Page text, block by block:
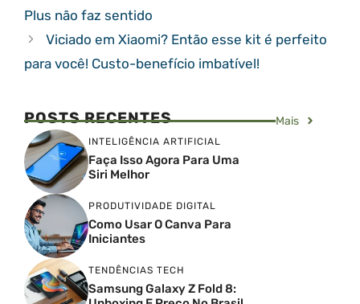
Plus não faz sentido
Viciado em Xiaomi? Então esse kit é perfeito
para você! Custo-benefício imbatível!
POSTS RECENTES Mais
INTELIGÊNCIA ARTIFICIAL
Faça Isso Agora Para Uma
Siri Melhor
PRODUTIVIDADE DIGITAL
Como Usar O Canva Para
Iniciantes
TENDÊNCIAS TECH
Samsung Galaxy Z Fold 8: